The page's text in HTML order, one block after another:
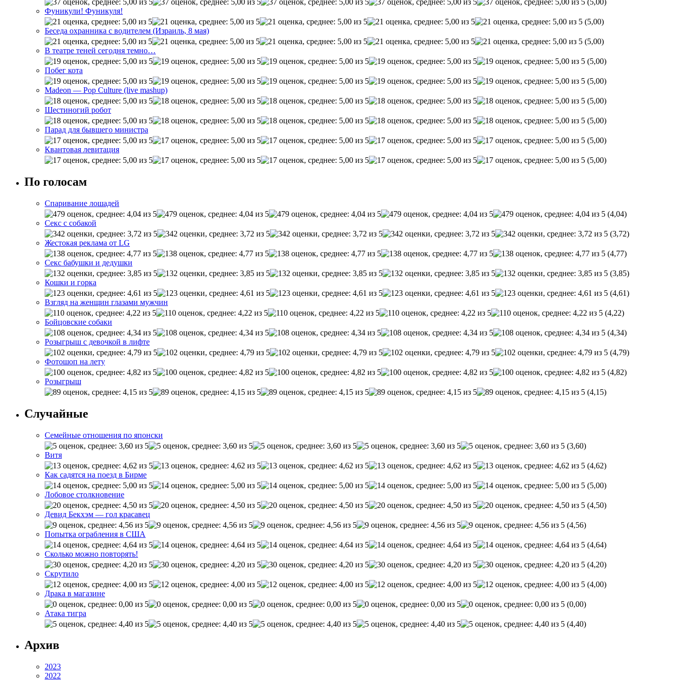
Фуникули! Фуникуля!
(5,00)
Беседа охранника с водителем (Израиль, 8 мая)
(5,00)
В театре теней сегодня темно…
(5,00)
Побег кота
(5,00)
Madeon — Pop Culture (live mashup)
(5,00)
Шестиногий робот
(5,00)
Парад для бывшего министра
(5,00)
Квантовая левитация
(5,00)
По голосам
Спаривание лошадей
(4,04)
Секс с собакой
(3,72)
Жестокая реклама от LG
(4,77)
Секс бабушки и дедушки
(3,85)
Кошки и горка
(4,61)
Взгляд на женщин глазами мужчин
(4,22)
Бойцовские собаки
(4,34)
Розыгрыш с девочкой в лифте
(4,79)
Фотошоп на лету
(4,82)
Розыгрыш
(4,15)
Случайные
Семейные отношения по японски
(3,60)
Витя
(4,62)
Как садятся на поезд в Бирме
(5,00)
Лобовое столкновение
(4,50)
Девид Бекхэм — гол красавец
(4,56)
Попытка ограбления в США
(4,64)
Сколько можно повторять!
(4,20)
Скрутило
(4,00)
Драка в магазине
(0,00)
Атака тигра
(4,40)
Архив
2023
2022